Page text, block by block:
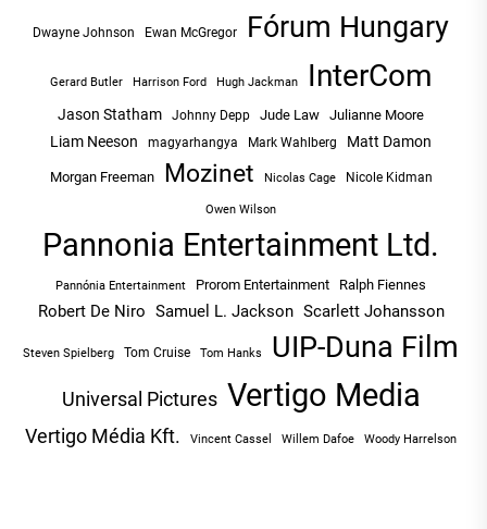
Dwayne Johnson Ewan McGregor Fórum Hungary
Gerard Butler Harrison Ford Hugh Jackman InterCom
Jason Statham Johnny Depp Jude Law Julianne Moore
Liam Neeson magyarhangya Mark Wahlberg Matt Damon
Morgan Freeman Mozinet Nicolas Cage Nicole Kidman
Owen Wilson
Pannonia Entertainment Ltd.
Pannónia Entertainment Prorom Entertainment Ralph Fiennes
Robert De Niro Samuel L. Jackson Scarlett Johansson
Steven Spielberg Tom Cruise Tom Hanks UIP-Duna Film
Universal Pictures Vertigo Media
Vertigo Média Kft. Vincent Cassel Willem Dafoe Woody Harrelson